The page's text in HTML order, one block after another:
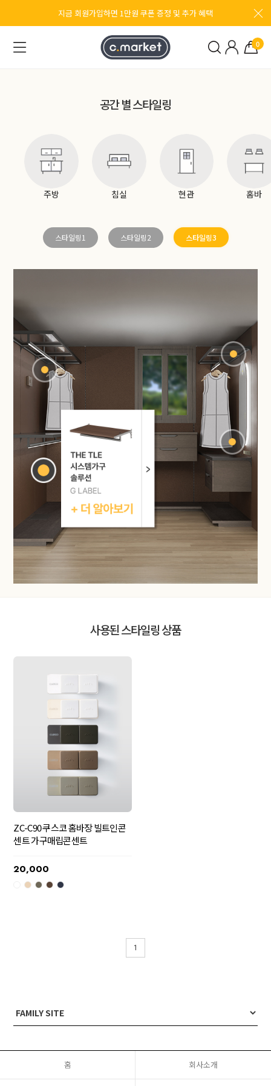
지금 회원가입하면 1만원 쿠폰 증정 및 추가 혜택
0
공간 별 스타일링
주방 침실 현관 홈바
스타일링1 스타일링2 스타일링3
사용된 스타일링 상품
ZC-C90 쿠스코 홈바장 빌트인콘
센트 가구매립콘센트
20,000
1
홈 회사소개